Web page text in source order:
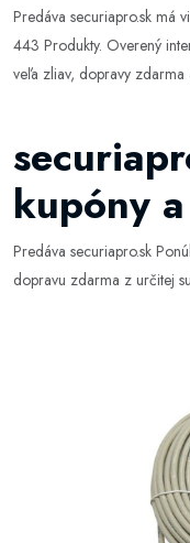
Predáva securiapro.sk má
443 Produkty. Overený
veľa zliav, dopravy
kupóny
Predáva securiapro.sk
dopravu zdarma z určitej